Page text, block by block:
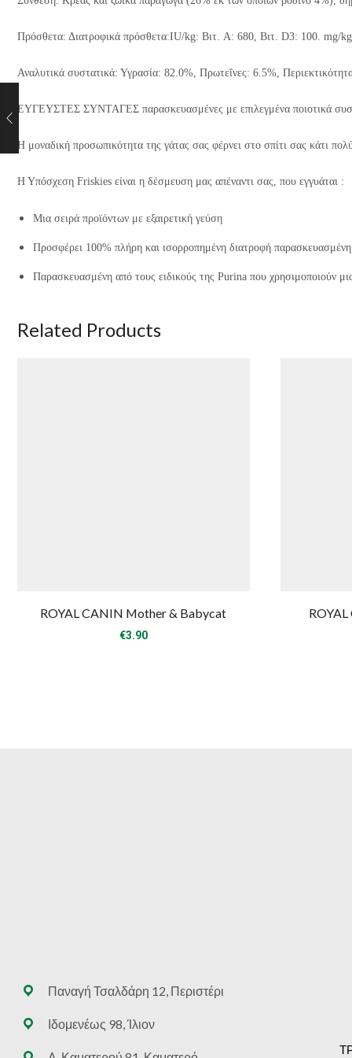
Πρόσθετα: Διατροφικά πρόσθετα:IU/kg: Βιτ. A: 680, Βιτ. D3: 100.
Αναλυτικά συστατικά: Υγρασία: 82.0%, Πρωτεΐνες: 6.5%,
ΕΥΓΕΥΣΤΕΣ ΣΥΝΤΑΓΕΣ παρασκευασμένες με επιλεγμένα ποιοτικά
Η μοναδική προσωπικότητα της γάτας σας φέρνει στο σπίτι σας κάτι
Η Υπόσχεση Friskies είναι η δέσμευση μας απέναντι σας, που εγγυάται :
Μια σειρά προϊόντων με εξαιρετική γεύση
Προσφέρει 100% πλήρη και ισορροπημένη διατροφή παρασκευασμένη
Παρασκευασμένη από τους ειδικούς της Purina που χρησιμοποιούν
Related Products
ROYAL CANIN Mother & Babycat
€3.90
Παναγή Τσαλδάρη 12, Περιστέρι
Ιδομενέως 98, Ίλιον